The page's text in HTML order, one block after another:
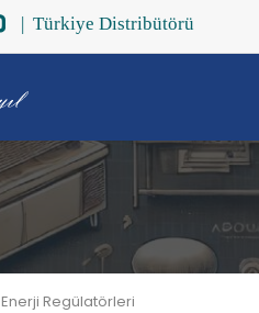
Enerji Regülatörleri